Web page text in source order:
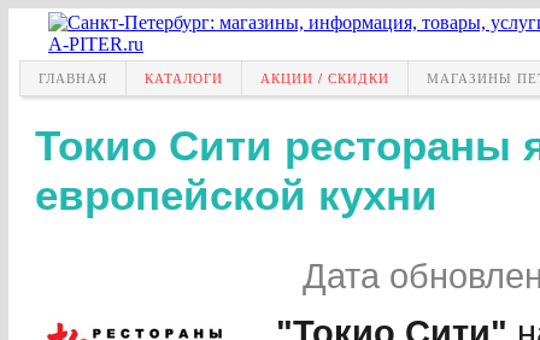
ГЛАВНАЯ КАТАЛОГИ АКЦИИ / СКИДКИ МАГАЗИНЫ
Токио Сити рестораны
европейской кухни
Дата